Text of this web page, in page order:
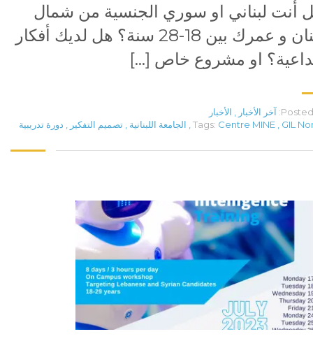
أنت لبناني او سوري الجنسية من شمال
لبنان و عمرك بين 18-28 سنة؟ هل لديك أفكار
او مشروع خاص […]
Posted آخر الأخبار
الأخبار
Tags: Centre MINE GIL الجامعة اللبنانية تصميم التفكير دورة تدريبية